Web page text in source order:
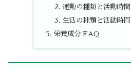
運動の種類と活動時間
生活の種類と活動時間
栄養成分 FAQ